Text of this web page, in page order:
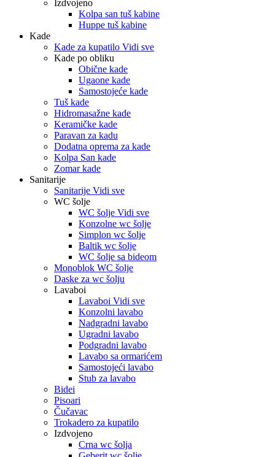
Izdvojeno
Kolpa san tuš kabine
Huppe tuš kabine
Kade
Kade za kupatilo Vidi sve
Kade po obliku
Obične kade
Ugaone kade
Samostojeće kade
Tuš kade
Hidromasažne kade
Keramičke kade
Paravan za kadu
Dodatna oprema za kade
Kolpa San kade
Zomar kade
Sanitarije
Sanitarije Vidi sve
WC šolje
WC šolje Vidi sve
Konzolne wc šolje
Simplon wc šolje
Baltik wc šolje
WC šolje sa bideom
Monoblok WC šolje
Daske za wc šolju
Lavaboi
Lavaboi Vidi sve
Konzolni lavabo
Nadgradni lavabo
Ugradni lavabo
Podgradni lavabo
Lavabo sa ormarićem
Samostojeći lavabo
Stub za lavabo
Bidei
Pisoari
Čučavac
Trokadero za kupatilo
Izdvojeno
Crna wc šolja